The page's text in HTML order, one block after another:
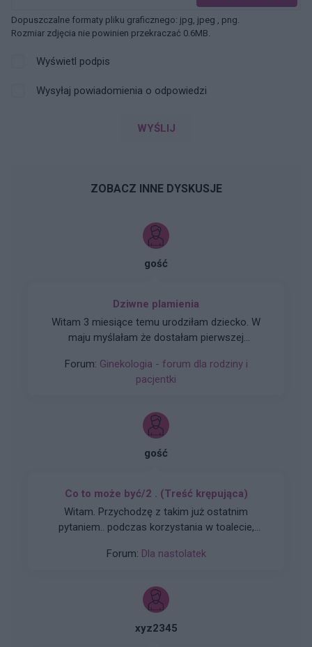
Dopuszczalne formaty pliku graficznego: jpg, jpeg , png.
Rozmiar zdjęcia nie powinien przekraczać 0.6MB.
Wyświetl podpis
Wysyłaj powiadomienia o odpowiedzi
WYŚLIJ
ZOBACZ INNE DYSKUSJE
gość
Dziwne plamienia
Witam 3 miesiące temu urodziłam dziecko. W
maju myślałam że dostałam pierwszej
typowe jak na okres. Przypominało to bardziej
takie plamienie i to nie żywą różową Kris ze
dnia był a na drugi dzień było czysto. I robi się
mi tak co 2 tyg raz trwa 3 dni a raz 6 jak przy
Forum: Ginekologia - forum dla rodziny i
pacjentki
gość
Co to może być/2 . (Treść krępująca)
Witam. Przychodzę z takim już ostatnim
pytaniem.. podczas korzystania w toalecie,
ból (ostry , kłujący , bardziej w środku odbytu).
może być ?? . Liczę na pozytywne komentarze ,
z góry dzięki. Czasami mogę nie odpisywać ,
Forum: Dla nastolatek
xyz2345